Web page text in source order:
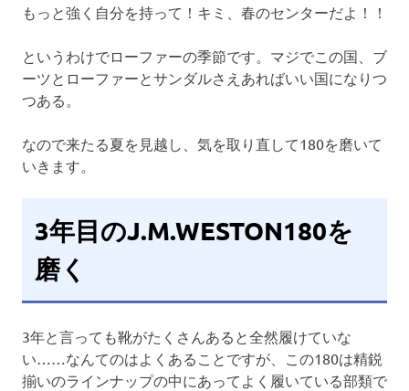
もっと強く自分を持って！キミ、春のセンターだよ！！
というわけでローファーの季節です。マジでこの国、ブ
ーツとローファーとサンダルさえあればいい国になりつ
つある。
なので来たる夏を見越し、気を取り直して180を磨いて
いきます。
3年目のJ.M.WESTON180を
磨く
3年と言っても靴がたくさんあると全然履けていな
い……なんてのはよくあることですが、この180は精鋭
揃いのラインナップの中にあってよく履いている部類で